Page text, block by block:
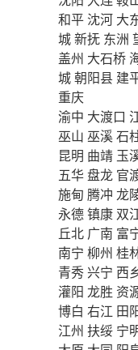
和平 沈河 大
城新抚 东洲
盖州 大石桥
城朝阳县 建
重庆
渝中 大渡口
巫山 巫溪石
昆明 曲靖 玉
五华盘龙 官
施甸 腾冲 龙
永德镇康 双
丘北 广南 富
南宁 柳州 桂
青秀兴宁 西
灌阳 龙胜 资
博白 右江 田
江州 扶绥 宁